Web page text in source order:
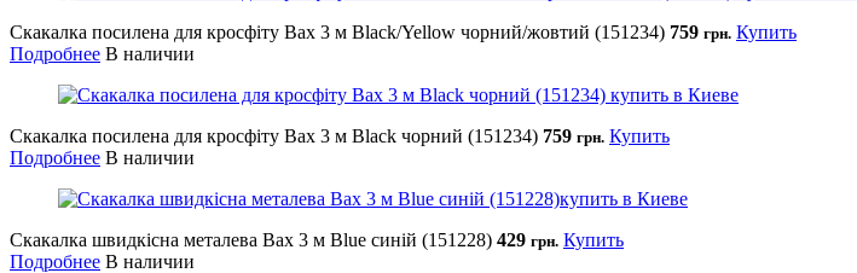
Скакалка посилена для кросфіту Bax 3 м Black/Yellow чорний/жовтий (151234) 759 грн. Купить
Подробнее В наличии
Скакалка посилена для кросфіту Bax 3 м Black чорний (151234) 759 грн. Купить
Подробнее В наличии
Скакалка швидкісна металева Bax 3 м Blue синій (151228) 429 грн. Купить
Подробнее В наличии